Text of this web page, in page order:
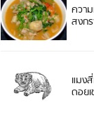
ความ
สงก
แมง
ดอย